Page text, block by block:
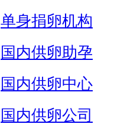
单身捐卵机构
国内供卵助孕
国内供卵中心
国内供卵公司